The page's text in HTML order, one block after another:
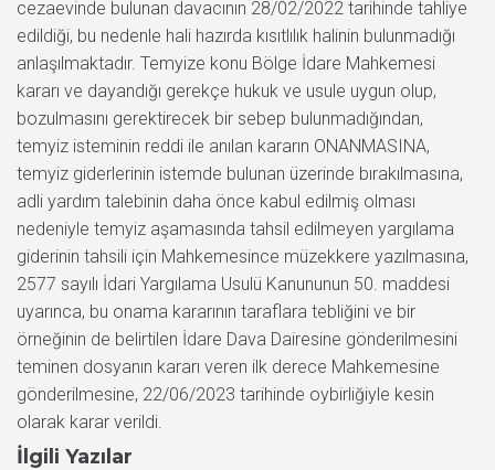
cezaevinde bulunan davacının 28/02/2022 tarihinde tahliye
edildiği, bu nedenle hali hazırda kısıtlılık halinin bulunmadığı
anlaşılmaktadır. Temyize konu Bölge İdare Mahkemesi
kararı ve dayandığı gerekçe hukuk ve usule uygun olup,
bozulmasını gerektirecek bir sebep bulunmadığından,
temyiz isteminin reddi ile anılan kararın ONANMASINA,
temyiz giderlerinin istemde bulunan üzerinde bırakılmasına,
adli yardım talebinin daha önce kabul edilmiş olması
nedeniyle temyiz aşamasında tahsil edilmeyen yargılama
giderinin tahsili için Mahkemesince müzekkere yazılmasına,
2577 sayılı İdari Yargılama Usulü Kanununun 50. maddesi
uyarınca, bu onama kararının taraflara tebliğini ve bir
örneğinin de belirtilen İdare Dava Dairesine gönderilmesini
teminen dosyanın kararı veren ilk derece Mahkemesine
gönderilmesine, 22/06/2023 tarihinde oybirliğiyle kesin
olarak karar verildi.
İlgili Yazılar